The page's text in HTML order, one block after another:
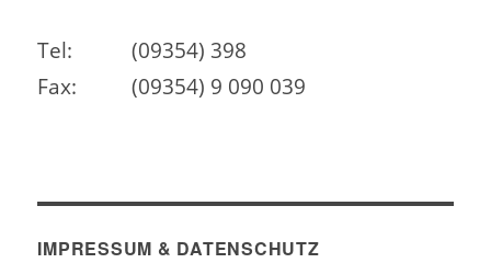
Tel:
(09354) 398
Fax:
(09354) 9 090 039
IMPRESSUM & DATENSCHUTZ